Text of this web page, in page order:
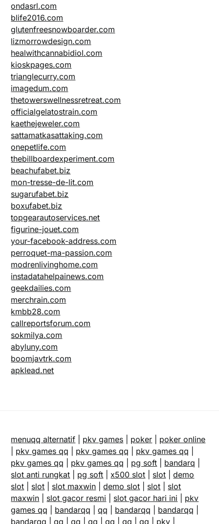
ondasrl.com
blife2016.com
glutenfreesnowboarder.com
lizmorrowdesign.com
healwithcannabidiol.com
kioskpages.com
trianglecurry.com
imagedum.com
thetowerswellnessretreat.com
officialgelatostrain.com
kaethejeweler.com
sattamatkasattaking.com
onepetlife.com
thebillboardexperiment.com
beachufabet.biz
mon-tresse-de-lit.com
sugarufabet.biz
boxufabet.biz
topgearautoservices.net
figurine-jouet.com
your-facebook-address.com
perroquet-ma-passion.com
modrenlivinghome.com
instadatahelpainews.com
geekdailies.com
merchrain.com
kmbb28.com
callreportsforum.com
sokmilya.com
abyluny.com
boomjavtrk.com
apklead.net
menuqq alternatif pkv games poker
poker online
pkv games qq pkv games qq pkv games qq
pkv games qq
pkv games qq pg soft bandarq
slot anti rungkat
pg soft x500 slot slot |demo
slot
slot slot maxwin |demo slot slot
slot
maxwin
slot gacor resmi slot gacor hari ini
pkv
games qq
bandarqq |qq bandarqq bandarqq
bandarqq |qq |qq |qq |qq |qq |qq pkv